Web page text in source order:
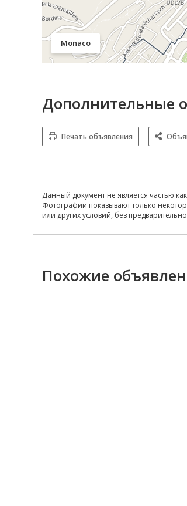
Monaco
Дополнительные
Печать объявления
Данный документ не является частью
Фотографии показывают только
или других условий, без
Похожие